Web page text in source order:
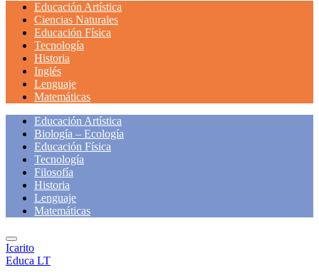
Educación Artística
Ciencias Naturales
Educación Física
Tecnología
Historia
Inglés
Lenguaje
Matemáticas
Educación Artística
Biología – Ecología
Educación Física
Tecnología
Filosofía
Historia
Lenguaje
Matemáticas
Icarito
Educa LT